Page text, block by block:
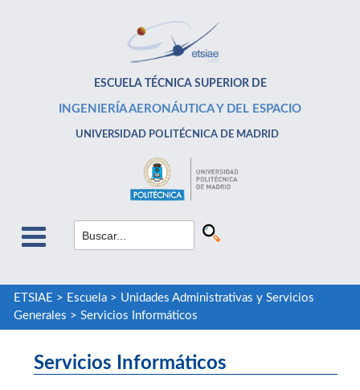
ESCUELA TÉCNICA SUPERIOR DE
INGENIERÍA AERONÁUTICA Y DEL ESPACIO
UNIVERSIDAD POLITÉCNICA DE MADRID
ETSIAE > Escuela> Unidades Administrativas y Servicios
Generales > Servicios Informáticos
Servicios Informáticos